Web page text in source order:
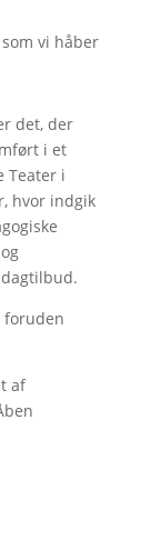
vi håber
det, der
i et
Teater i
hvor indgik
foruden
af